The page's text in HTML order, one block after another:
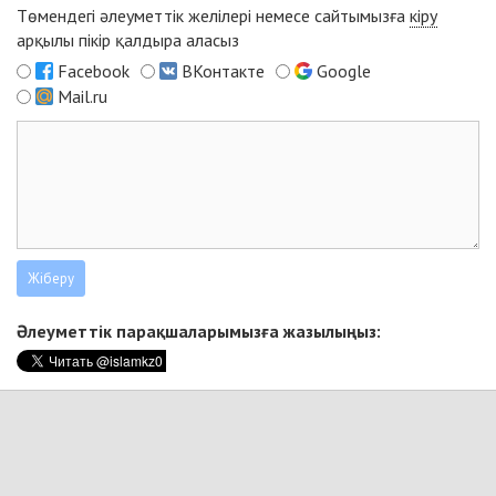
Төмендегі әлеуметтік желілері немесе сайтымызға кіру
арқылы пікір қалдыра аласыз
Facebook
ВКонтакте
Google
Mail.ru
Әлеуметтік парақшаларымызға жазылыңыз: